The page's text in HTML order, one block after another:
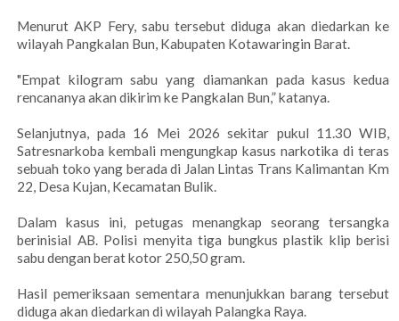
Menurut AKP Fery, sabu tersebut diduga akan diedarkan ke
wilayah Pangkalan Bun, Kabupaten Kotawaringin Barat.
"Empat kilogram sabu yang diamankan pada kasus kedua
rencananya akan dikirim ke Pangkalan Bun,” katanya.
Selanjutnya, pada 16 Mei 2026 sekitar pukul 11.30 WIB,
Satresnarkoba kembali mengungkap kasus narkotika di teras
sebuah toko yang berada di Jalan Lintas Trans Kalimantan Km
22, Desa Kujan, Kecamatan Bulik.
Dalam kasus ini, petugas menangkap seorang tersangka
berinisial AB. Polisi menyita tiga bungkus plastik klip berisi
sabu dengan berat kotor 250,50 gram.
Hasil pemeriksaan sementara menunjukkan barang tersebut
diduga akan diedarkan di wilayah Palangka Raya.